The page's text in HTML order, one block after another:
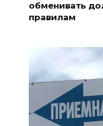
обменивать
правилам